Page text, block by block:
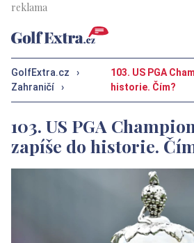
GolfExtra.cz
›
Zahraničí
›
103. US PGA
historie. Čím?
103. US PGA
zapíše do historie.